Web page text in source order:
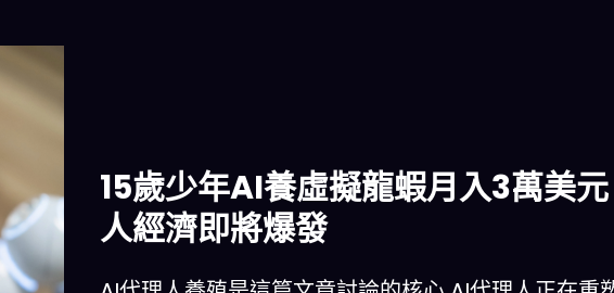
15歲少年AI養虛擬龍蝦月入3萬美
人經濟即將爆發